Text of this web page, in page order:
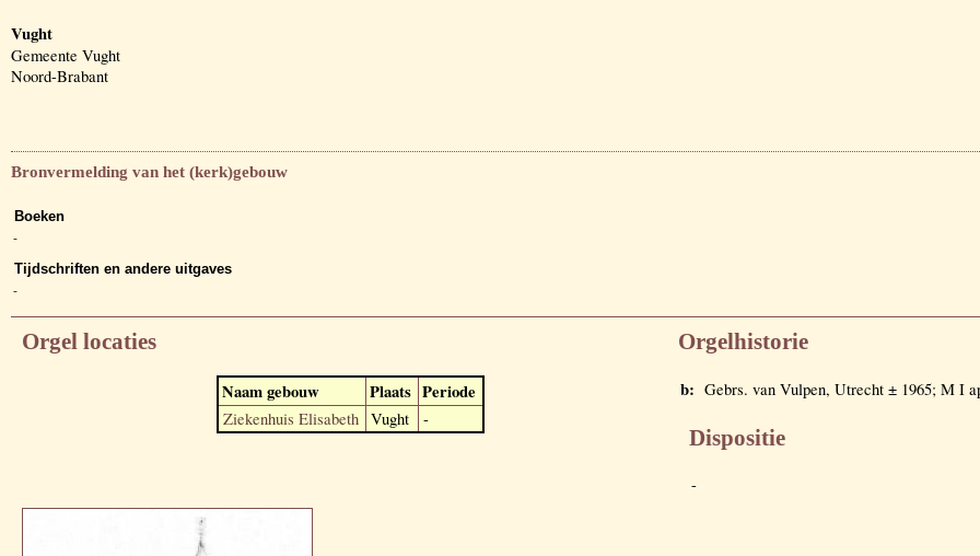
Vught
Gemeente Vught
Noord-Brabant
Bronvermelding van het (kerk)gebouw
Boeken
-
Tijdschriften en andere uitgaves
-
Orgel locaties
Naam gebouw Plaats Periode
Ziekenhuis Elisabeth Vught -
Orgelhistorie
b: Gebrs. van Vulpen, Utrecht ± 1965; M I
Dispositie
-